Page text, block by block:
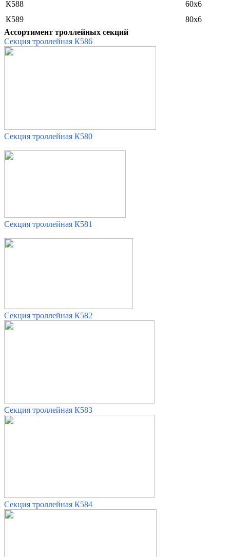
К588
60х6
К589
80х6
Ассортимент троллейных секций
Секция троллейная К586
Секция троллейная К580
Секция троллейная К581
Секция троллейная К582
Секция троллейная К583
Секция троллейная К584